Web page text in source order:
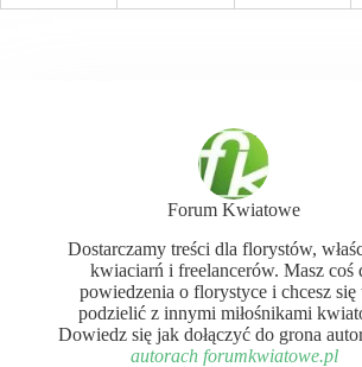
Forum Kwiatowe
Dostarczamy treści dla florystów,
kwiaciarń i freelancerów. Masz coś
powiedzenia o florystyce i chcesz się
podzielić z innymi miłośnikami
Dowiedz się jak dołączyć do grona
autorach forumkwiatowe.pl